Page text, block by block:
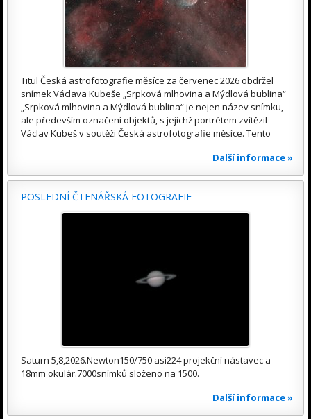
Titul Česká astrofotografie měsíce za červenec 2026 obdržel
snímek Václava Kubeše „Srpková mlhovina a Mýdlová bublina“
„Srpková mlhovina a Mýdlová bublina“ je nejen název snímku,
ale především označení objektů, s jejichž portrétem zvítězil
Václav Kubeš v soutěži Česká astrofotografie měsíce. Tento
Další informace »
POSLEDNÍ ČTENÁŘSKÁ FOTOGRAFIE
Saturn 5,8,2026.Newton150/750 asi224 projekční nástavec a
18mm okulár.7000snímků složeno na 1500.
Další informace »